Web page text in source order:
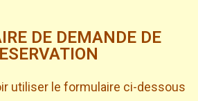
DE DEMANDE DE
utiliser le formulaire ci-dessous